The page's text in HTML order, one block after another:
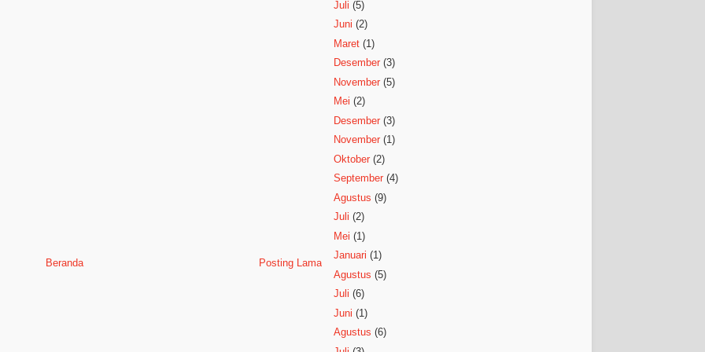
Posting Lama
Beranda
Juli (5)
Juni (2)
Maret (1)
Desember (3)
November (5)
Mei (2)
Desember (3)
November (1)
Oktober (2)
September (4)
Agustus (9)
Juli (2)
Mei (1)
Januari (1)
Agustus (5)
Juli (6)
Juni (1)
Agustus (6)